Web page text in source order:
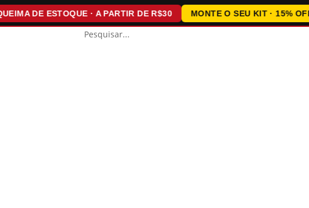
DE ESTOQUE · A PARTIR DE R$30 MONTE O SEU KIT · 15% OFF